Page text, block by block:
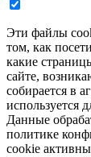
Эти файлы
том, как
какие
сайте,
собирается в
используется
Данные
политике
cookie активны